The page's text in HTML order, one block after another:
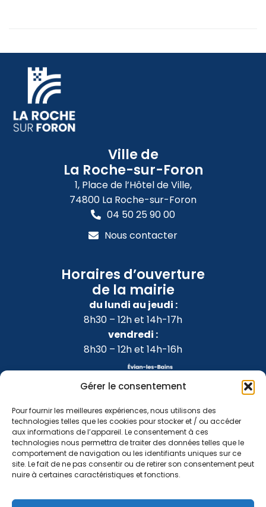
Gérer le consentement
Pour fournir les meilleures expériences, nous utilisons des
technologies telles que les cookies pour stocker et / ou accéder
aux informations de l’appareil. Le consentement à ces
technologies nous permettra de traiter des données telles que le
comportement de navigation ou les identifiants uniques sur ce
site. Le fait de ne pas consentir ou de retirer son consentement peut
nuire à certaines caractéristiques et fonctions.
Ville de
La Roche-sur-Foron
1, Place de l’Hôtel de Ville,
74800 La Roche-sur-Foron
04 50 25 90 00
Nous contacter
Horaires d’ouverture
de la mairie
du lundi au jeudi :
8h30 – 12h et 14h-17h
vendredi :
8h30 – 12h et 14h-16h